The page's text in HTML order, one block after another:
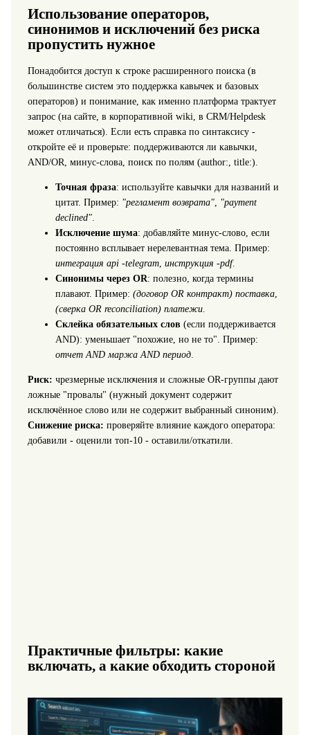
Использование операторов,
синонимов и исключений без риска
пропустить нужное
Понадобится доступ к строке расширенного поиска (в
большинстве систем это поддержка кавычек и базовых
операторов) и понимание, как именно платформа трактует
запрос (на сайте, в корпоративной wiki, в CRM/Helpdesk
может отличаться). Если есть справка по синтаксису -
откройте её и проверьте: поддерживаются ли кавычки,
AND/OR, минус-слова, поиск по полям (author:, title:).
Точная фраза: используйте кавычки для названий и
цитат. Пример: "регламент возврата", "payment
declined".
Исключение шума: добавляйте минус-слово, если
постоянно всплывает нерелевантная тема. Пример:
интеграция api -telegram, инструкция -pdf.
Синонимы через OR: полезно, когда термины
плавают. Пример: (договор OR контракт) поставка,
(сверка OR reconciliation) платежи.
Склейка обязательных слов (если поддерживается
AND): уменьшает "похожие, но не то". Пример:
отчет AND маржа AND период.
Риск: чрезмерные исключения и сложные OR-группы дают
ложные "провалы" (нужный документ содержит
исключённое слово или не содержит выбранный синоним).
Снижение риска: проверяйте влияние каждого оператора:
добавили - оценили топ-10 - оставили/откатили.
Практичные фильтры: какие
включать, а какие обходить стороной